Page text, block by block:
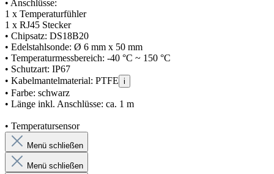
• Anschlüsse:
1 x Temperaturfühler
1 x RJ45 Stecker
• Chipsatz: DS18B20
• Edelstahlsonde: Ø 6 mm x 50 mm
• Temperaturmessbereich: -40 °C ~ 150 °C
• Schutzart: IP67
• Kabelmantelmaterial: PTFE i
• Farbe: schwarz
• Länge inkl. Anschlüsse: ca. 1 m
• Temperatursensor
Menü schließen
Menü schließen